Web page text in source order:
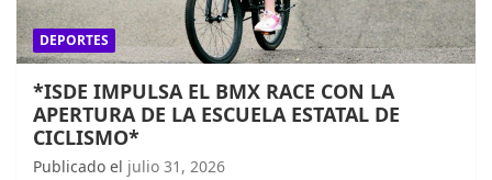
DEPORTES
*ISDE IMPULSA EL BMX RACE CON LA
APERTURA DE LA ESCUELA ESTATAL DE
CICLISMO*
Publicado el julio 31, 2026